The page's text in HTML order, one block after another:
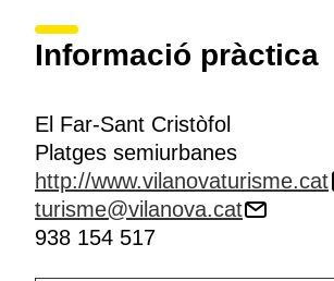
Informació pràctica
El Far-Sant Cristòfol
Platges semiurbanes
http://www.vilanovaturisme.cat
turisme@vilanova.cat
938 154 517